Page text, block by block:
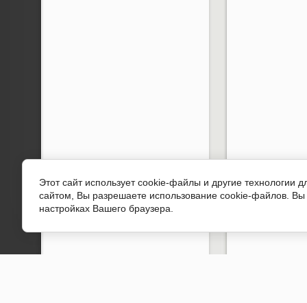
Этот сайт использует cookie-файлы и другие технологии
сайтом, Вы разрешаете использование cookie-файлов.
настройках Вашего браузера.